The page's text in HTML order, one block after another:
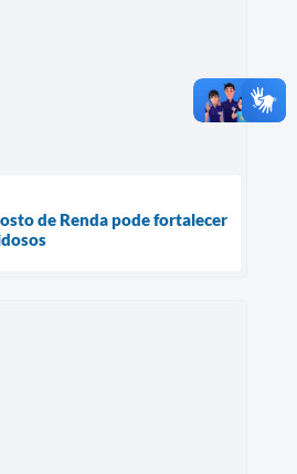
de Renda pode fortalecer